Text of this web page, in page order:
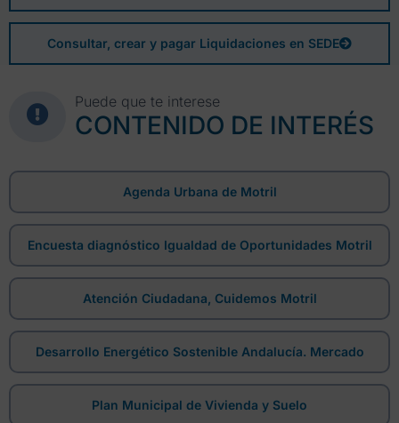
Consultar, crear y pagar Liquidaciones en SEDE
Puede que te interese
CONTENIDO DE INTERÉS
Agenda Urbana de Motril
Encuesta diagnóstico Igualdad de Oportunidades Motril
Atención Ciudadana, Cuidemos Motril
Desarrollo Energético Sostenible Andalucía. Mercado
Plan Municipal de Vivienda y Suelo